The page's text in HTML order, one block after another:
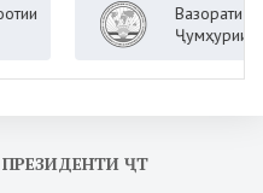
Вазорати корҳои
Ҷумҳурии
ПРЕЗИДЕНТИ ҶТ